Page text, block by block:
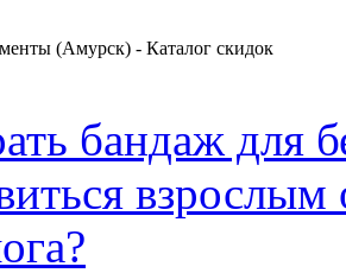
(Амурск) - Каталог скидок
бандаж для